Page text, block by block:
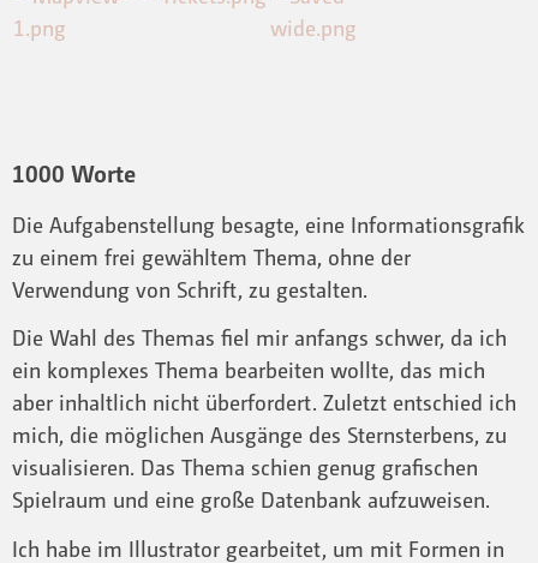
1000 Worte
Die Aufgabenstellung besagte, eine Informationsgrafik
zu einem frei gewähltem Thema, ohne der
Verwendung von Schrift, zu gestalten.
Die Wahl des Themas fiel mir anfangs schwer, da ich
ein komplexes Thema bearbeiten wollte, das mich
aber inhaltlich nicht überfordert. Zuletzt entschied ich
mich, die möglichen Ausgänge des Sternsterbens, zu
visualisieren. Das Thema schien genug grafischen
Spielraum und eine große Datenbank aufzuweisen.
Ich habe im Illustrator gearbeitet, um mit Formen in